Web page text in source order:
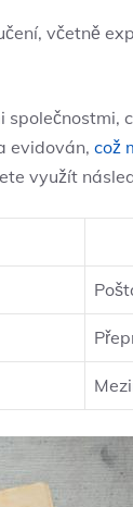
včetně
evidován, což
využít